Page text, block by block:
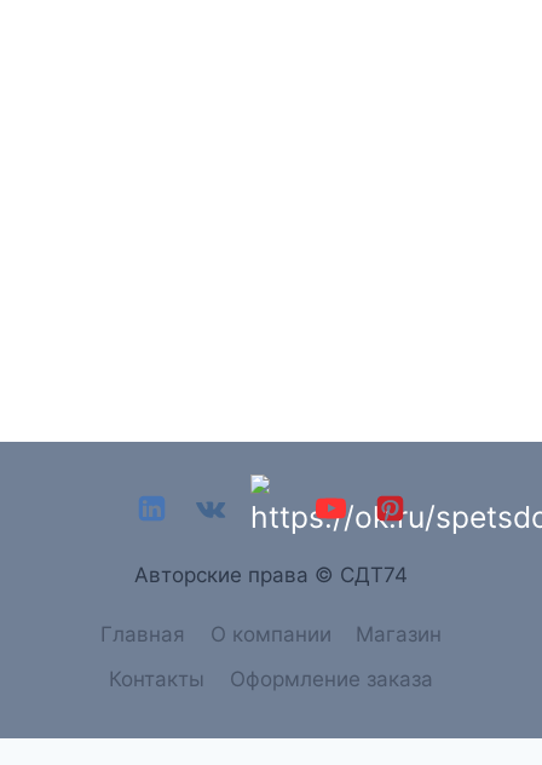
Aвторские права © СДТ74
Главная О компании
Магазин
Контакты
Оформление заказа